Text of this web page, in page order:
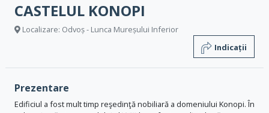
CASTELUL KONOPI
Localizare: Odvoș - Lunca Mureșului Inferior
Indicații
Prezentare
Edificiul a fost mult timp reşedinţă nobiliară a domeniului Konopi. În